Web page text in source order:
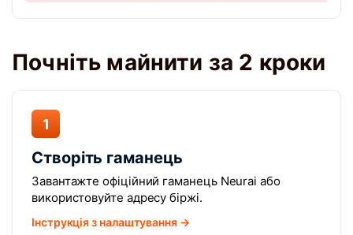
Почніть майнити за 2 кроки
1
Створіть гаманець
Завантажте офіційний гаманець Neurai або
використовуйте адресу біржі.
Інструкція з налаштування →